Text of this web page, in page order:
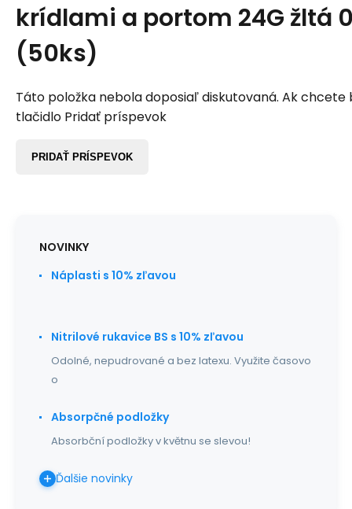
krídlami a portom 24G žltá
(50ks)
Táto položka nebola doposiaľ diskutovaná. Ak chcete
tlačidlo Pridať príspevok
PRIDAŤ PRÍSPEVOK
NOVINKY
Náplasti s 10% zľavou
Nitrilové rukavice BS s 10% zľavou
Odolné, nepudrované a bez latexu. Využite časovo
o
Absorpčné podložky
Absorbční podložky v květnu se slevou!
Ďalšie novinky